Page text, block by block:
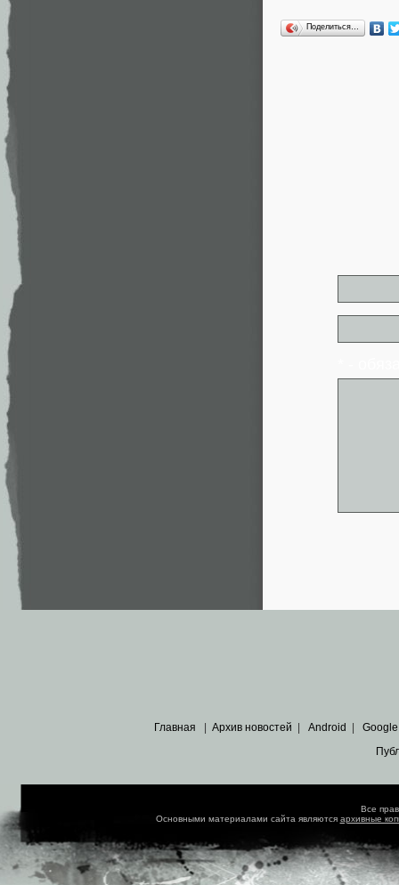
Поделиться…
Главная Архив новостей Android Google
Все
Основными материалами сайта являются архивные